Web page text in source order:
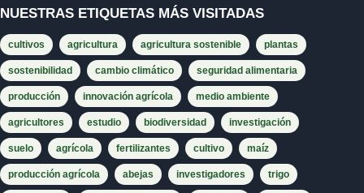
NUESTRAS ETIQUETAS MÁS VISITADAS
cultivos agricultura agricultura sostenible plantas
sostenibilidad cambio climático seguridad alimentaria
producción innovación agrícola medio ambiente
agricultores estudio biodiversidad investigación
suelo agrícola fertilizantes cultivo maíz
producción agrícola abejas investigadores trigo